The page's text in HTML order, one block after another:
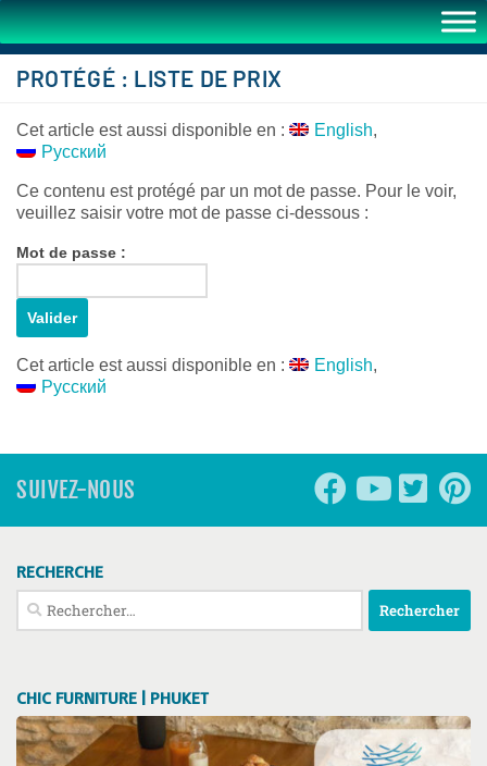
PROTÉGÉ : LISTE DE PRIX
Cet article est aussi disponible en :
English
Русский
Ce contenu est protégé par un mot de passe. Pour le voir,
veuillez saisir votre mot de passe ci-dessous :
Mot de passe :
Cet article est aussi disponible en :
English
Русский
SUIVEZ-NOUS
RECHERCHE
Rechercher :
CHIC FURNITURE | PHUKET